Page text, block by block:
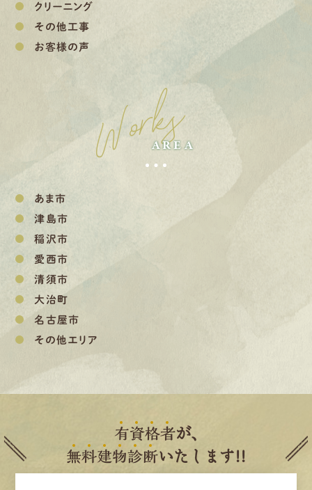
クリーニング
その他工事
お客様の声
Works
AREA
あま市
津島市
稲沢市
愛西市
清須市
大治町
名古屋市
その他エリア
有資格者が、
無料建物診断いたします!!